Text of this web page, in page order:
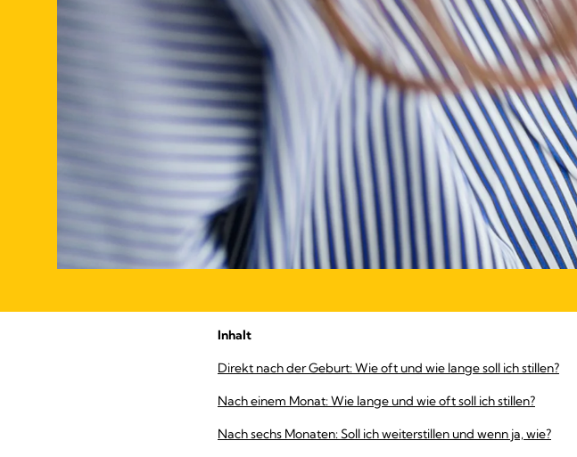
Inhalt
Direkt nach der Geburt: Wie oft und wie lange soll ich stillen?
Nach einem Monat: Wie lange und wie oft soll ich stillen?
Nach sechs Monaten: Soll ich weiterstillen und wenn ja, wie?